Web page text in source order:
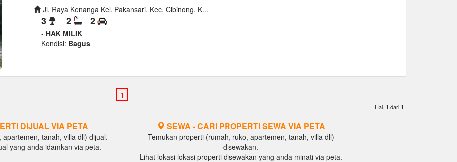
Jl. Raya Kenanga Kel. Pakansari, Kec. Cibinong, K...
3 2 2
- HAK MILIK
Kondisi: Bagus
Hal. 1 dari 1
DIJUAL VIA PETA
tanah, villa dll) dijual.
yang anda idamkan via peta.
SEWA - CARI PROPERTI SEWA VIA PETA
Temukan properti (rumah, ruko, apartemen, tanah, villa dll)
disewakan.
Lihat lokasi lokasi properti disewakan yang anda minati via peta.